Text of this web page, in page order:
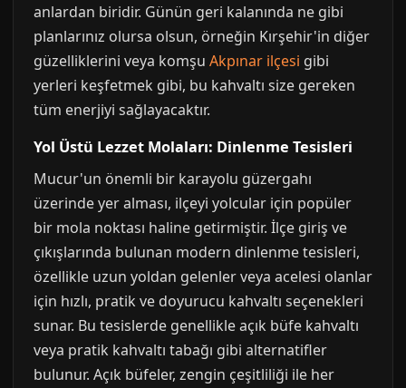
anlardan biridir. Günün geri kalanında ne gibi
planlarınız olursa olsun, örneğin Kırşehir'in diğer
güzelliklerini veya komşu Akpınar ilçesi gibi
yerleri keşfetmek gibi, bu kahvaltı size gereken
tüm enerjiyi sağlayacaktır.
Yol Üstü Lezzet Molaları: Dinlenme Tesisleri
Mucur'un önemli bir karayolu güzergahı
üzerinde yer alması, ilçeyi yolcular için popüler
bir mola noktası haline getirmiştir. İlçe giriş ve
çıkışlarında bulunan modern dinlenme tesisleri,
özellikle uzun yoldan gelenler veya acelesi olanlar
için hızlı, pratik ve doyurucu kahvaltı seçenekleri
sunar. Bu tesislerde genellikle açık büfe kahvaltı
veya pratik kahvaltı tabağı gibi alternatifler
bulunur. Açık büfeler, zengin çeşitliliği ile her